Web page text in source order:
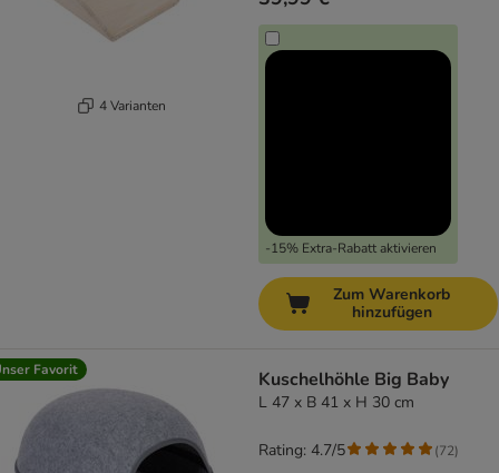
4 Varianten
-15% Extra-Rabatt aktivieren
Zum Warenkorb
hinzufügen
Favorit Kuschelhöhle Big Baby
L 47 x B 41 x H 30 cm
Rating: 4.7/5 (72)